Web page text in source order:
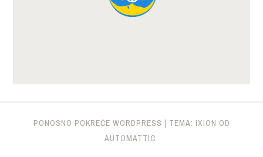
PONOSNO POKREĆE WORDPRESS
TEMA: IXION OD
AUTOMATTIC.